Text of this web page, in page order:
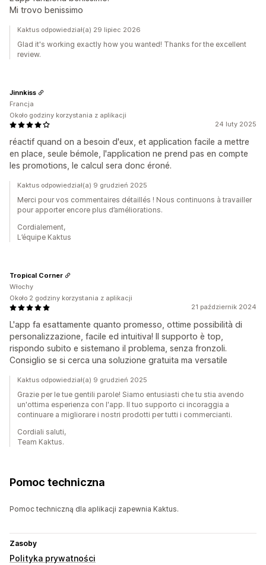
Mi trovo benissimo
Kaktus odpowiedział(a) 29 lipiec 2026
Glad it's working exactly how you wanted! Thanks for the excellent
review.
24 luty 2025
réactif quand on a besoin d'eux, et application facile a mettre
en place, seule bémole, l'application ne prend pas en compte
les promotions, le calcul sera donc éroné.
Jinnkiss
Francja
Około godziny korzystania z aplikacji
Kaktus odpowiedział(a) 9 grudzień 2025
Merci pour vos commentaires détaillés ! Nous continuons à travailler
pour apporter encore plus d’améliorations.
Cordialement,
L’équipe Kaktus
21 październik 2024
L'app fa esattamente quanto promesso, ottime possibilità di
personalizzazione, facile ed intuitiva! Il supporto è top,
rispondo subito e sistemano il problema, senza fronzoli.
Consiglio se si cerca una soluzione gratuita ma versatile
Tropical Corner
Włochy
Około 2 godziny korzystania z aplikacji
Kaktus odpowiedział(a) 9 grudzień 2025
Grazie per le tue gentili parole! Siamo entusiasti che tu stia avendo
un'ottima esperienza con l'app. Il tuo supporto ci incoraggia a
continuare a migliorare i nostri prodotti per tutti i commercianti.
Cordiali saluti,
Team Kaktus.
Pomoc techniczna
Pomoc techniczną dla aplikacji zapewnia Kaktus.
Zasoby
Polityka prywatności